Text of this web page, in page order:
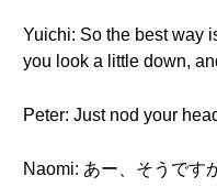
Yuichi: So the best way
you look a little down,
Peter: Just nod your
Naomi: あー、そうです